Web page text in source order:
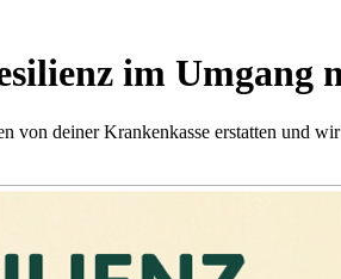
im Umgang
von deiner Krankenkasse erstatten und